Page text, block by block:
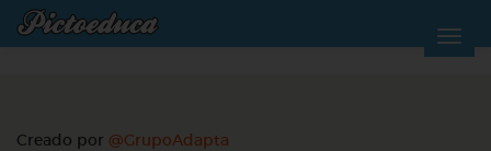
Creado por @GrupoAdapta